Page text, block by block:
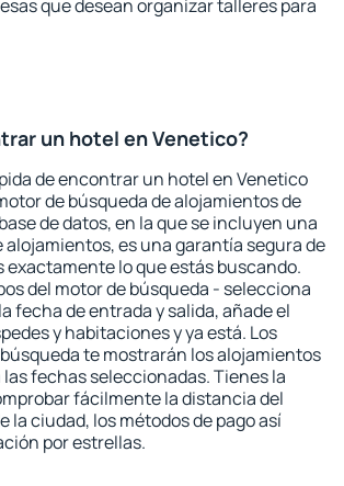
que desean organizar talleres para
un hotel en Venetico?
de encontrar un hotel en Venetico
de búsqueda de alojamientos de
de datos, en la que se incluyen una
alojamientos, es una garantía segura de
lo que estás buscando.
del motor de búsqueda - selecciona
fecha de entrada y salida, añade el
y habitaciones y ya está. Los
te mostrarán los alojamientos
fechas seleccionadas. Tienes la
fácilmente la distancia del
la ciudad, los métodos de pago así
por estrellas.